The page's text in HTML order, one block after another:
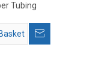
Tubing